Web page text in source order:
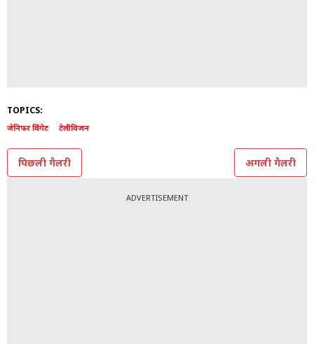
TOPICS:
जेनिफर विंगेट टेलीविजन
पिछली गैलरी अगली गैलरी
ADVERTISEMENT